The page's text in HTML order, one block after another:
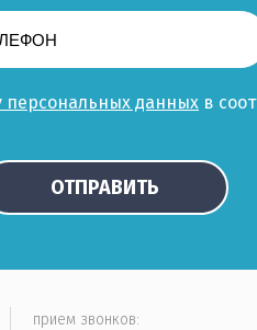
персональных данных в
ОТПРАВИТЬ
прием звонков: